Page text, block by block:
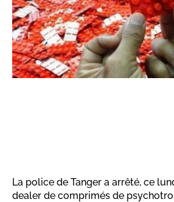
La police de Tanger a arrêté, ce
dealer de comprimés de